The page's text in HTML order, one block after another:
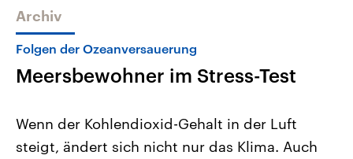
Themen
Archiv
Folgen der Ozeanversauerung
Meersbewohner im Stress-Test
Wenn der Kohlendioxid-Gehalt in der Luft
steigt, ändert sich nicht nur das Klima. Auch